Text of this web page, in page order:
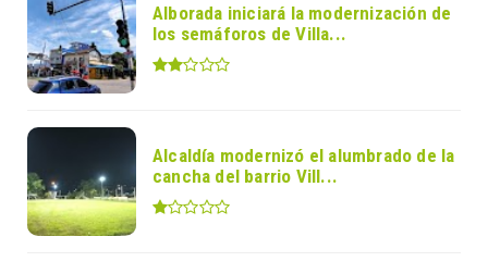
Alborada iniciará la modernización de
los semáforos de Villa...
Alcaldía modernizó el alumbrado de la
cancha del barrio Vill...